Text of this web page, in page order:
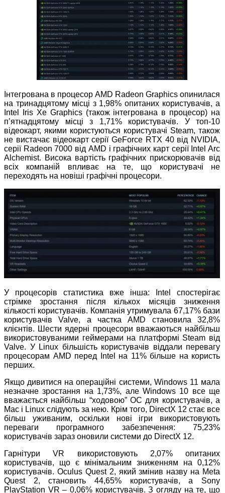
Інтегрована в процесор AMD Radeon Graphics опинилася
на тринадцятому місці з 1,98% опитаних користувачів, а
Intel Iris Xe Graphics (також інтегрована в процесор) на
п’ятнадцятому місці з 1,71% користувачів. У топ-10
відеокарт, якими користуються користувачі Steam, також
не вистачає відеокарт серії GeForce RTX 40 від NVIDIA,
серії Radeon 7000 від AMD і графічних карт серії Intel Arc
Alchemist. Висока вартість графічних прискорювачів від
всіх компаній впливає на те, що користувачі не
переходять на новіші графічні процесори.
У процесорів статистика вже інша: Intel спостерігає
стрімке зростання після кількох місяців зниження
кількості користувачів. Компанія утримувала 67,17% бази
користувачів Valve, а частка AMD становила 32,8%
клієнтів. Шести ядерні процесори вважаються найбільш
використовуваними геймерами на платформі Steam від
Valve. У Linux більшість користувачів віддали перевагу
процесорам AMD перед Intel на 11% більше на користь
перших.
Якщо дивитися на операційні системи, Windows 11 мала
незначне зростання на 1,73%, але Windows 10 все ще
вважається найбільш “ходовою” ОС для користувачів, а
Mac і Linux слідують за нею. Крім того, DirectX 12 стає все
більш уживаним, оскільки нові ігри використовують
переваги програмного забезпечення: 75,23%
користувачів зараз оновили системи до DirectX 12.
Гарнітури VR використовують 2,07% опитаних
користувачів, що є мінімальним зниженням на 0,12%
користувачів. Oculus Quest 2, який змінив назву на Meta
Quest 2, становить 44,65% користувачів, а Sony
PlayStation VR – 0,06% користувачів. З огляду на те, що